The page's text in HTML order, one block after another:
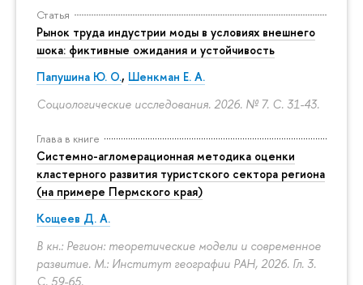
Статья
Рынок труда индустрии моды в условиях внешнего
шока: фиктивные ожидания и устойчивость
Папушина Ю. О., Шенкман Е. А.
Социологические исследования. 2026. № 7. С. 31-43.
Глава в книге
Системно-агломерационная методика оценки
кластерного развития туристского сектора региона
(на примере Пермского края)
Кощеев Д. А.
В кн.: Регион: теоретические модели и современное
развитие. М.: Институт географии РАН, 2026. Гл. 3.
С. 59-65.